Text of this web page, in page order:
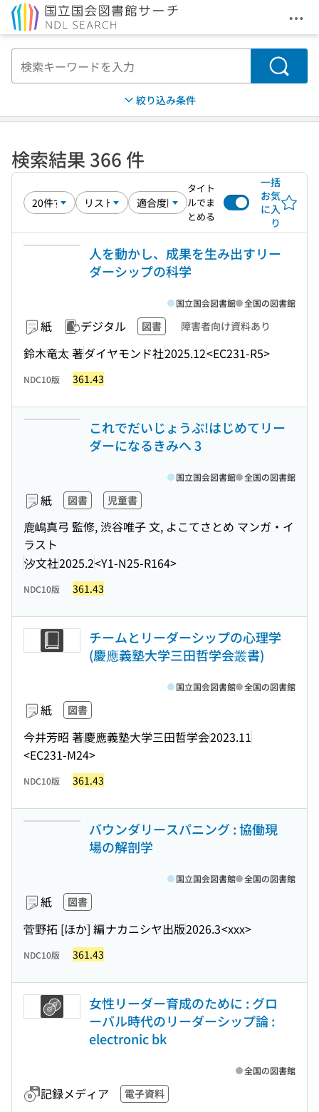
メ
検索
絞り込み条件
検索結果 366 件
タイト
ルでま
とめる
一括
お気
に入
り
人を動かし、成果を生み出すリー
ダーシップの科学
紙 デジタル 図書 障害者向け資料あり
鈴木竜太 著ダイヤモンド社2025.12<EC231-R5>
国立国会図書館 全国の図書館
NDC10版 361.43
これでだいじょうぶ!はじめてリー
ダーになるきみへ 3
紙 図書 児童書
鹿嶋真弓 監修, 渋谷唯子 文, よこてさとめ マンガ・イ
ラスト
汐文社2025.2<Y1-N25-R164>
国立国会図書館 全国の図書館
NDC10版 361.43
チームとリーダーシップの心理学
(慶應義塾大学三田哲学会叢書)
紙 図書
今井芳昭 著慶應義塾大学三田哲学会2023.11
<EC231-M24>
国立国会図書館 全国の図書館
NDC10版 361.43
バウンダリースパニング : 協働現
場の解剖学
紙 図書
菅野拓 [ほか] 編ナカニシヤ出版2026.3<xxx>
国立国会図書館 全国の図書館
NDC10版 361.43
女性リーダー育成のために : グロ
ーバル時代のリーダーシップ論 :
electronic bk
記録メディア 電子資料
全国の図書館